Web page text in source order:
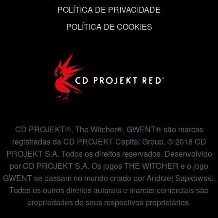
POLÍTICA DE PRIVACIDADE
POLÍTICA DE COOKIES
CD PROJEKT®, The Witcher®, GWENT® são marcas
registradas da CD PROJEKT Capital Group. © 2018 CD
PROJEKT S.A. Todos os direitos reservados. Desenvolvido
por CD PROJEKT S.A. Os jogos THE WITCHER e o jogo
GWENT se passam no mundo criado por Andrzej Sapkowski.
Todos os outros direitos autorais e marcas comerciais são
propriedades de seus respectivos proprietários.